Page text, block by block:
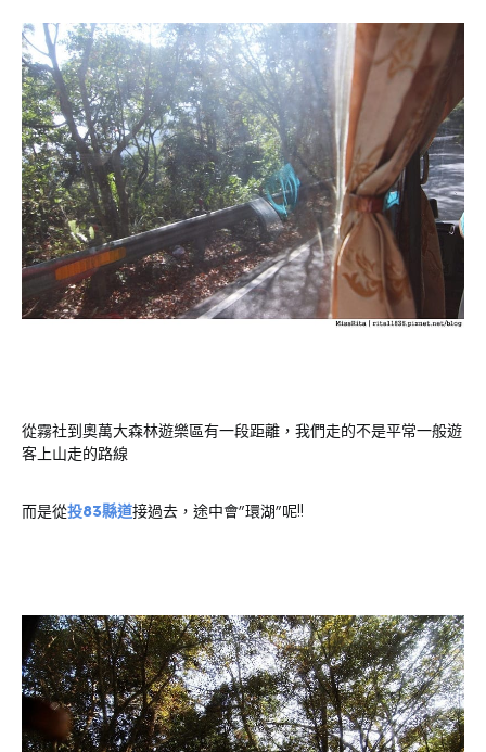
從霧社到奧萬大森林遊樂區有一段距離，我們走的不是平常一般遊
客上山走的路線
而是從投83縣道接過去，途中會”環湖”呢!!